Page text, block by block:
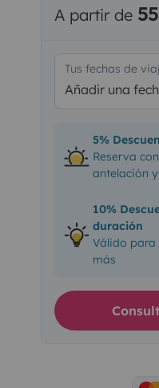
A partir de
Tus fechas de
Añadir una
5%
Reserva
antelación
10%
duración
Válido para
más